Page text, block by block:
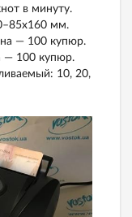
в минуту.
мм.
— 100 купюр.
— 100 купюр.
10, 20,